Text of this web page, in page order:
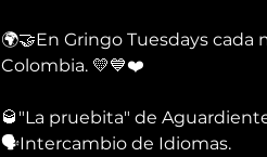
🌍🤝En Gringo Tuesdays
Colombia. 💛💙❤️
🥃"La pruebita" de
🗣Intercambio de Idiomas.